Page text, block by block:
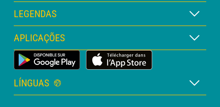
Assinatura METEO Xpert
Assinatura METEO PRO
Consulta com um analista
Boletim PRO
LEGENDAS
Legenda dos mapas
Legenda dos pictogramas
Glossário
APLICAÇÕES
App Meteorológica Terrestre
LÍNGUAS